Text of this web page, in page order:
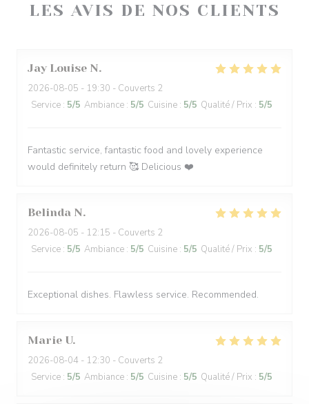
LES AVIS DE NOS CLIENTS
Jay Louise N
2026-08-05 - 19:30 - Couverts 2
Service : 5/5 Ambiance : 5/5 Cuisine : 5/5 Qualité / Prix : 5/5
Fantastic service, fantastic food and lovely experience
would definitely return 🥰 Delicious ❤️
Belinda N
2026-08-05 - 12:15 - Couverts 2
Service : 5/5 Ambiance : 5/5 Cuisine : 5/5 Qualité / Prix : 5/5
Exceptional dishes. Flawless service. Recommended.
Marie U
2026-08-04 - 12:30 - Couverts 2
Service : 5/5 Ambiance : 5/5 Cuisine : 5/5 Qualité / Prix : 5/5